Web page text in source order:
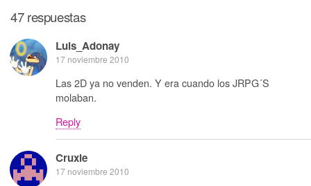
47 respuestas
Luis_Adonay
17 noviembre 2010
Las 2D ya no venden. Y era cuando los JRPG´S
molaban.
Reply
Cruxie
17 noviembre 2010